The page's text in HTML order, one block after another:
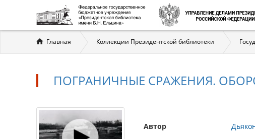
Вы
здесь
Главная Коллекции Президентской библиотеки
ПОГРАНИЧНЫЕ СРАЖЕНИЯ.
Автор